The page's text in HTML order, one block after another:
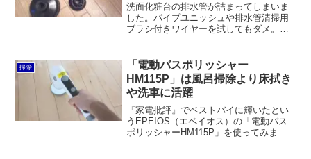
洗面化粧台の排水管が詰まってしまいま
した。パイプユニッシュや排水管清掃用
ブラシ付きワイヤーを試してもダメ。そ
一発で解決しました！
掃除
「電動バスポリッシャー
HM115P」は風呂掃除より床拭き
や洗車に活躍
『家電批評』でベストバイに輝いたとい
うEPEIOS（エペイオス）の「電動バス
ポリッシャーHM115P」を使ってみまし